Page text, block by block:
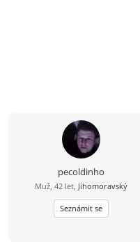
pecoldinho
Muž, 42 let, Jihomoravský
Seznámit se